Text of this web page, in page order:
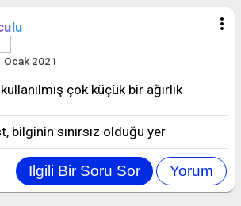
more_vert
Ocak 2021
çok küçük bir ağırlık
bilginin sınırsız olduğu yer